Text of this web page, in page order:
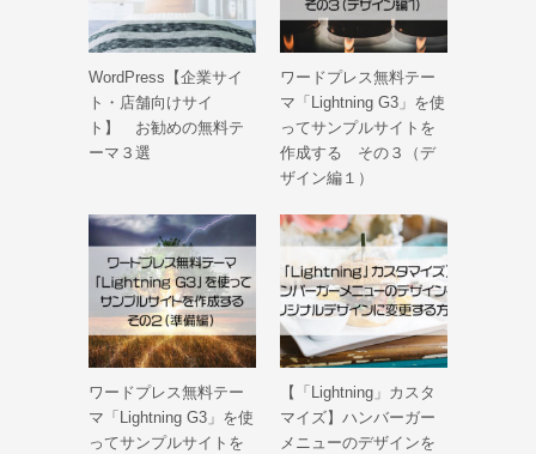
WordPress【企業サイ
ト・店舗向けサイ
ト】 お勧めの無料テ
ーマ３選
ワードプレス無料テー
マ「Lightning G3」を使
ってサンプルサイトを
作成する その３（デ
ザイン編１）
ワードプレス無料テー
マ「Lightning G3」を使
ってサンプルサイトを
【「Lightning」カスタ
マイズ】ハンバーガー
メニューのデザインを